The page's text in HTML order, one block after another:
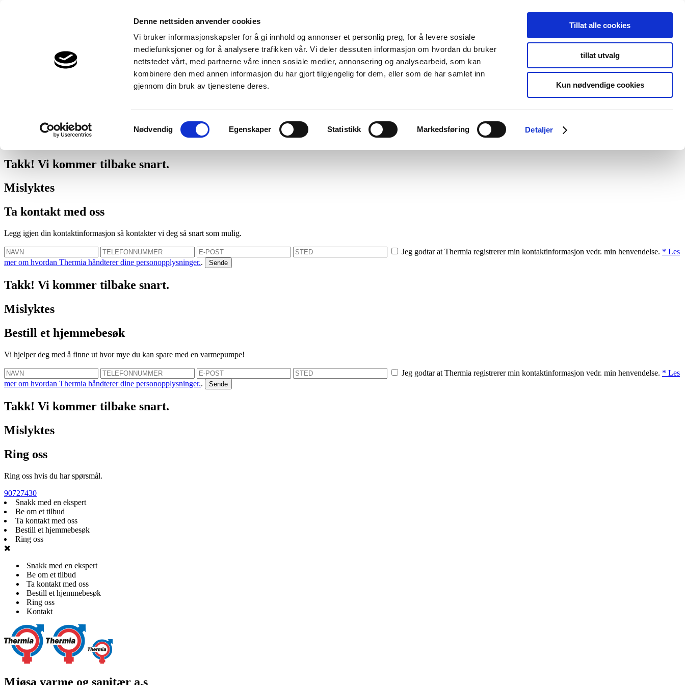
Denne nettsiden anvender cookies
Vi bruker informasjonskapsler for å gi innhold og annonser et personlig preg, for å levere sosiale
mediefunksjoner og for å analysere trafikken vår. Vi deler dessuten informasjon om hvordan du bruker
nettstedet vårt, med partnerne våre innen sosiale medier, annonsering og analysearbeid, som kan
kombinere den med annen informasjon du har gjort tilgjengelig for dem, eller som de har samlet inn
gjennom din bruk av tjenestene deres.
Samtykkevalg
Nødvendig Egenskaper Statistikk Markedsføring Detaljer
Tillat alle cookies
tillat utvalg
Kun nødvendige cookies
Vi vil gjerne hjelpe - helt gratis.
Vi hjelper deg også med å beregne fremtidige besparelser.
Jeg godtar at Thermia registrerer min kontaktinformasjon vedr. min henvendelse.
Takk! Vi kommer tilbake snart.
Mislyktes
Ta kontakt med oss
Legg igjen din kontaktinformasjon så kontakter vi deg så snart som mulig.
Jeg godtar at Thermia registrerer min kontaktinformasjon vedr. min henvendelse. * Les
mer om hvordan Thermia håndterer dine personopplysninger..
Takk! Vi kommer tilbake snart.
Mislyktes
Bestill et hjemmebesøk
Vi hjelper deg med å finne ut hvor mye du kan spare med en varmepumpe!
Jeg godtar at Thermia registrerer min kontaktinformasjon vedr. min henvendelse. * Les
mer om hvordan Thermia håndterer dine personopplysninger..
Takk! Vi kommer tilbake snart.
Mislyktes
Ring oss
Ring oss hvis du har spørsmål.
90727430
Snakk med en ekspert
Be om et tilbud
Ta kontakt med oss
Bestill et hjemmebesøk
Ring oss
Snakk med en ekspert
Be om et tilbud
Ta kontakt med oss
Bestill et hjemmebesøk
Ring oss
Kontakt
Mjøsa varme og sanitær a.s